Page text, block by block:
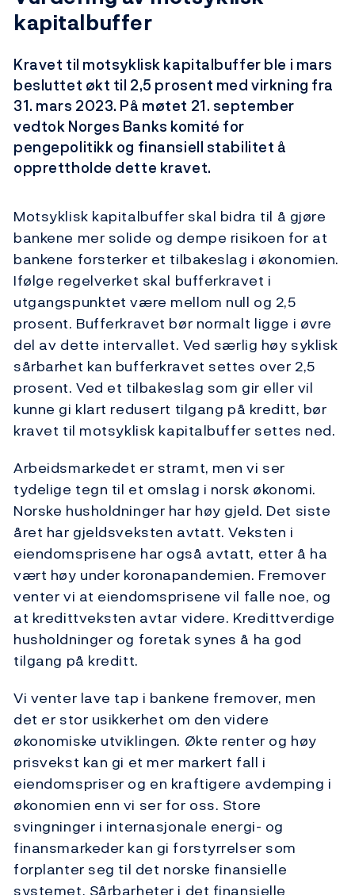
kapitalbuffer
Kravet til motsyklisk kapitalbuffer ble i mars
besluttet økt til 2,5 prosent med virkning fra
31. mars 2023. På møtet 21. september
vedtok Norges Banks komité for
pengepolitikk og finansiell stabilitet å
opprettholde dette kravet.
Motsyklisk kapitalbuffer skal bidra til å gjøre
bankene mer solide og dempe risikoen for at
bankene forsterker et tilbakeslag i økonomien.
Ifølge regelverket skal bufferkravet i
utgangspunktet være mellom null og 2,5
prosent. Bufferkravet bør normalt ligge i øvre
del av dette intervallet. Ved særlig høy syklisk
sårbarhet kan bufferkravet settes over 2,5
prosent. Ved et tilbakeslag som gir eller vil
kunne gi klart redusert tilgang på kreditt, bør
kravet til motsyklisk kapitalbuffer settes ned.
Arbeidsmarkedet er stramt, men vi ser
tydelige tegn til et omslag i norsk økonomi.
Norske husholdninger har høy gjeld. Det siste
året har gjeldsveksten avtatt. Veksten i
eiendomsprisene har også avtatt, etter å ha
vært høy under koronapandemien. Fremover
venter vi at eiendomsprisene vil falle noe, og
at kredittveksten avtar videre. Kredittverdige
husholdninger og foretak synes å ha god
tilgang på kreditt.
Vi venter lave tap i bankene fremover, men
det er stor usikkerhet om den videre
økonomiske utviklingen. Økte renter og høy
prisvekst kan gi et mer markert fall i
eiendomspriser og en kraftigere avdemping i
økonomien enn vi ser for oss. Store
svingninger i internasjonale energi- og
finansmarkeder kan gi forstyrrelser som
forplanter seg til det norske finansielle